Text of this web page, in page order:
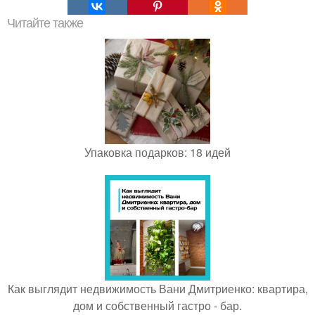
Читайте также
Упаковка подарков: 18 идей
Как выглядит недвижимость Вани Дмитриенко: квартира,
дом и собственный гастро - бар.